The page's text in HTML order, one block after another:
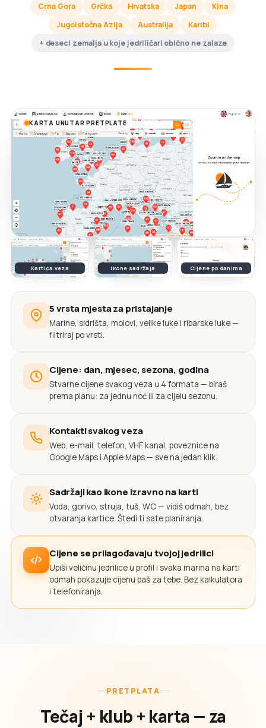
Crna Gora
Grčka Hrvatska Japan
Kina
Jugoistočna Azija
Australija
Karibi
+ deseci zemalja u koje jedriličari obično ne zalaze
KARTA UNUTAR PRETPLATE
Kartica veza Ikone sadržaja Cijene po danima
5 vrsta mjesta za pristajanje
Marine, sidrišta, molovi, velike luke i ribarske luke —
filtriraj po vrsti.
Cijene: dan, mjesec, sezona, godina
Stvarne cijene svakog veza u 4 formata — biraš
prema planu: za jednu noć ili za cijelu sezonu.
Kontakti svakog veza
Web, e-mail, telefon, VHF kanal, poveznice na
Google Maps i Apple Maps — sve na jedan klik.
Sadržaji kao ikone izravno na karti
Voda, gorivo, struja, tuš, WC — vidiš odmah, bez
otvaranja kartice. Štedi ti sate planiranja.
Cijene se prilagođavaju tvojoj jedrilici
Upiši veličinu jedrilice u profil i svaka marina na karti
odmah pokazuje cijenu baš za tebe. Bez kalkulatora
i telefoniranja.
PRETPLATA
Tečaj + klub + karta — za